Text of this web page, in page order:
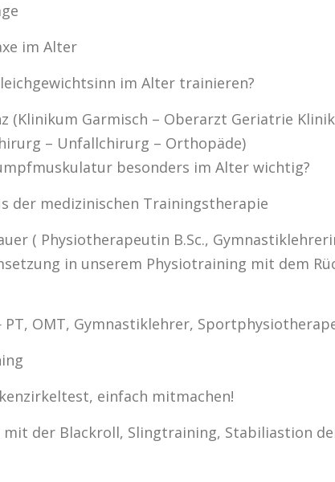
im Alter
im Alter trainieren?
(Klinikum Garmisch – Oberarzt Geriatrie
– Unfallchirurg – Orthopäde)
besonders im Alter wichtig?
der medizinischen Trainingstherapie
( Physiotherapeutin B.Sc.,
in unserem Physiotraining mit dem
OMT, Gymnastiklehrer,
einfach mitmachen!
mit der Blackroll, Slingtraining, Stabiliastion